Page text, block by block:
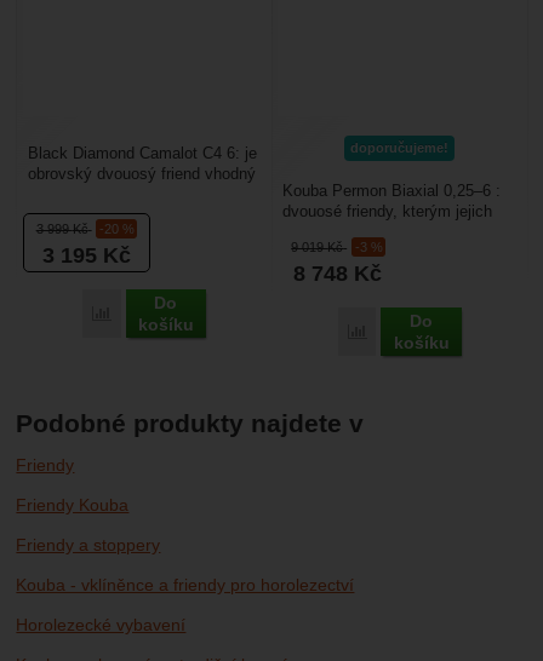
3 999Kč -20 %
3 195 Kč
Porovnat
Do
košíku
Black Diamond Camalot C4 6: je
obrovský dvouosý friend vhodný
konstrukce...
doporučujeme!
9 019Kč -3 %
8 748 Kč
Porovnat
Do
košíku
Kouba Permon Biaxial 0,25–6 :
dvouosé friendy, kterým jejich
rozsah než u frendů...
Podobné produkty najdete v
Friendy
Friendy Kouba
Friendy a stoppery
Kouba - vklíněnce a friendy pro horolezectví
Horolezecké vybavení